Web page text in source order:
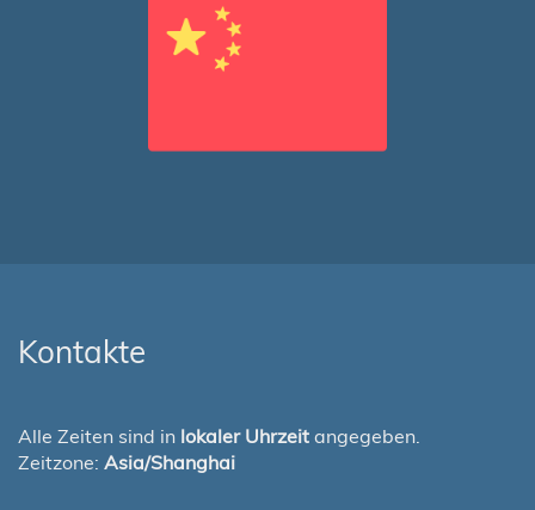
Kontakte
Alle Zeiten sind in lokaler Uhrzeit angegeben.
Zeitzone: Asia/Shanghai